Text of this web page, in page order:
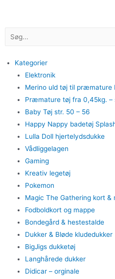
Kategorier
Elektronik
Merino uld tøj til præmature
Præmature tøj fra 0,45kg. –
Baby Tøj str. 50 – 56
Happy Nappy badetøj
Lulla Doll hjertelydsdukke
Vådliggelagen
Gaming
Kreativ legetøj
Pokemon
Magic The Gathering kort &
Fodboldkort og mappe
Bondegård & hestestalde
Dukker & Bløde kludedukker
BigJigs dukketøj
Langhårede dukker
Didicar – orginale